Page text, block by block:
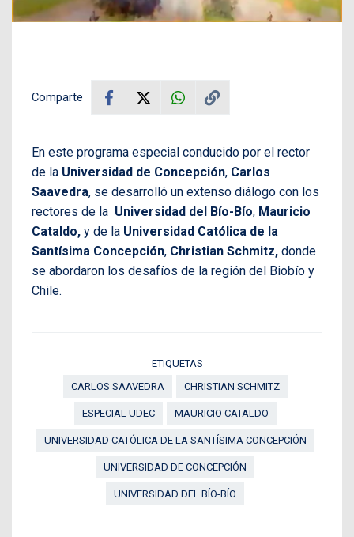
Comparte
En este programa especial conducido por el rector
de la Universidad de Concepción, Carlos
Saavedra, se desarrolló un extenso diálogo con los
rectores de la Universidad del Bío-Bío, Mauricio
Cataldo, y de la Universidad Católica de la
Santísima Concepción, Christian Schmitz, donde
se abordaron los desafíos de la región del Biobío y
Chile.
ETIQUETAS
CARLOS SAAVEDRA
CHRISTIAN SCHMITZ
ESPECIAL UDEC MAURICIO CATALDO
UNIVERSIDAD CATÓLICA DE LA SANTÍSIMA CONCEPCIÓN
UNIVERSIDAD DE CONCEPCIÓN
UNIVERSIDAD DEL BÍO-BÍO